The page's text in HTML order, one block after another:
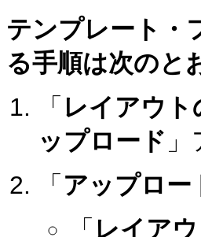
テンプレート・
る手順は次のと
「レイアウ
ップロード
「アップロー
「レイア